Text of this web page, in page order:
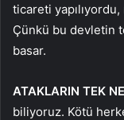
ticareti
Çünkü bu devletin
basar.
ATAKLARIN TEK
biliyoruz. Kötü